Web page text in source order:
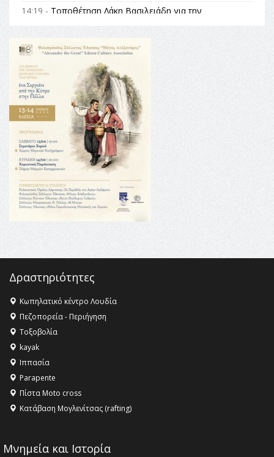
14:19 - Τοποθέτηση Λάκη Βασιλειάδη για την
Αναθεώρηση του Συντάγματος: «Σε τέτοιες κορυφαίες
θεσμικές διαδικασίες υπάρχει μόνο η ευθύνη απέναντι
στις επόμενες γενιές»
16:35 -
Το πρόγραμμα του ΠΑΟΚ στον δεύτερο γύρο του
Champions League!
16:27 -
Όλυμπος: Εντάχθηκε στον Κατάλογο Παγκόσμιας
Κληρονομιάς της UNESCO – Ομόφωνη η απόφαση Ο
Όλυμπος αναγνωρίστηκε ως φυσικό και πολιτιστικό
αγαθό εξέχουσας οικουμενικής αξίας για την
ανθρωπότητα
16:18 -ΕΝΟΡΙΑΚΕΣ ΚΑΛΟΚΑΙΡΙΝΕΣ ΔΡΑΣΕΙΣ ΓΙΑ ΠΑΙΔΙΑ
ΣΤΗΝ ΕΔΕΣΣΑ
Δραστηριότητες
Κωπηλατικό κέντρο Λουδία
Πεζοπορεία - Περιήγηση
Τοξοβολία
kayak
Ιππασία
Parapente
Πίστα Moto cross
Κατάβαση Μογλενίτσας (rafting)
Μνημεία και Ιστορία